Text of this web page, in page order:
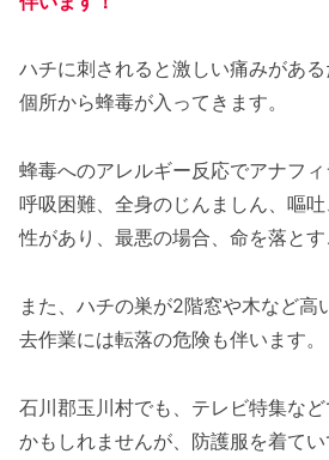
ハチに刺されると激しい痛みがあ
個所から蜂毒が入ってきます。
蜂毒へのアレルギー反応でアナフ
呼吸困難、全身のじんましん、嘔
性があり、最悪の場合、命を落とす
また、ハチの巣が2階窓や木など高
去作業には転落の危険も伴います。
石川郡玉川村でも、テレビ特集な
かもしれませんが、防護服を着て